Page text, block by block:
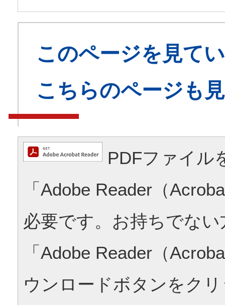
このページを見て
こちらのページも
PDFファイル
「Adobe Reader（
必要です。お持ちでな
「Adobe Reader（
ウンロードボタンをク